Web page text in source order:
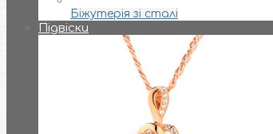
Біжутерія зі сталі
Підвіски